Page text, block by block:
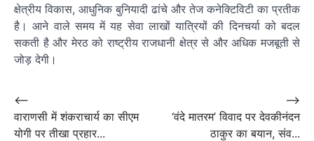
क्षेत्रीय विकास, आधुनिक बुनियादी ढांचे और तेज कनेक्टिविटी का प्रतीक
है। आने वाले समय में यह सेवा लाखों यात्रियों की दिनचर्या को बदल
सकती है और मेरठ को राष्ट्रीय राजधानी क्षेत्र से और अधिक मजबूती से
जोड़ देगी।
Post
navigation
⟵
वाराणसी में शंकराचार्य का सीएम
योगी पर तीखा प्रहार...
‘वंदे मातरम’ विवाद पर देवकीनंदन
ठाकुर का बयान, संव...
⟶